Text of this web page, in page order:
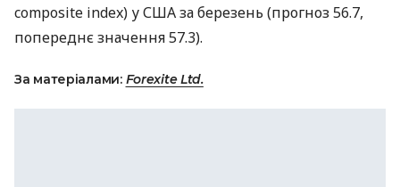
composite index) у США за березень (прогноз 56.7,
попереднє значення 57.3).
За матеріалами: Forexite Ltd.